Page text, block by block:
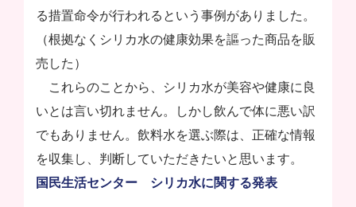
る措置命令が行われるという事例がありました。
（根拠なくシリカ水の健康効果を謳った商品を販
売した）
これらのことから、シリカ水が美容や健康に良
いとは言い切れません。しかし飲んで体に悪い訳
でもありません。飲料水を選ぶ際は、正確な情報
を収集し、判断していただきたいと思います。
国民生活センター シリカ水に関する発表